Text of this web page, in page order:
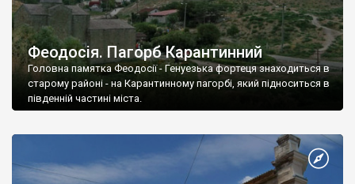
Феодосія. Пагорб Карантинний
Головна памятка Феодосії - Генуезька фортеця знаходиться в
старому районі - на Карантинному пагорбі, який підноситься в
південній частині міста.